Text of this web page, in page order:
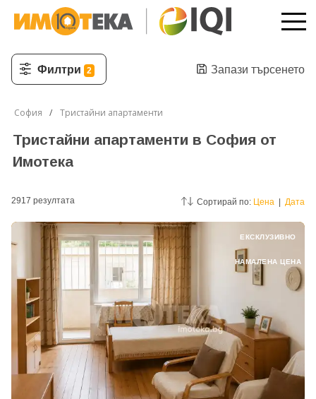
Филтри 2 Запази търсенето
София Тристайни апартаменти
Тристайни апартаменти в София от
Имотека
2917 резултатa Сортирай по: Цена Дата
ЕКСКЛУЗИВНО
НАМАЛЕНА ЦЕНА